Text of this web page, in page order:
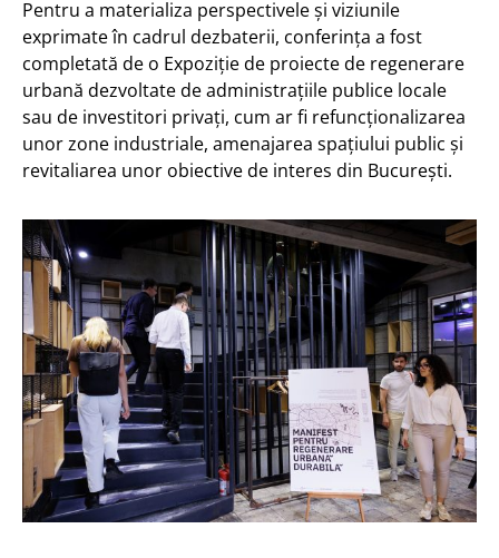
Pentru a materializa perspectivele și viziunile
exprimate în cadrul dezbaterii, conferința a fost
completată de o Expoziție de proiecte de regenerare
urbană dezvoltate de administrațiile publice locale
sau de investitori privați, cum ar fi refuncționalizarea
unor zone industriale, amenajarea spațiului public și
revitaliarea unor obiective de interes din București.